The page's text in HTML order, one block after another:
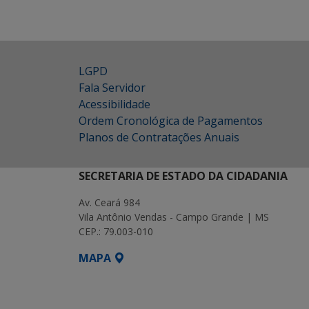
LGPD
Fala Servidor
Acessibilidade
Ordem Cronológica de Pagamentos
Planos de Contratações Anuais
SECRETARIA DE ESTADO DA CIDADANIA
Av. Ceará 984
Vila Antônio Vendas - Campo Grande | MS
CEP.: 79.003-010
MAPA